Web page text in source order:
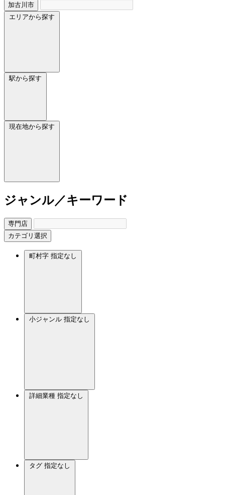
加古川市
エリアから探す
駅から探す
現在地から探す
ジャンル／キーワード
専門店
カテゴリ選択
町村字 指定なし
小ジャンル 指定なし
詳細業種 指定なし
タグ 指定なし